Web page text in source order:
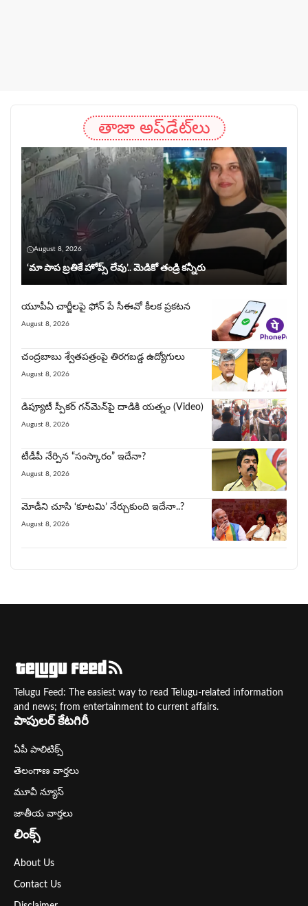
తాజా అప్‌డేట్‌లు
August 8, 2026
‘మా పాప బ్రతికే హోప్స్ లేవు’.. మెడికో తండ్రి కన్నీరు
యూపీఏ చార్జీల‌పై ఫోన్ పే సీఈవో కీల‌క ప్ర‌క‌ట‌న‌
August 8, 2026
చంద్రబాబు శ్వేతపత్రంపై తిర‌గ‌బ‌డ్డ ఉద్యోగులు
August 8, 2026
డిప్యూటీ స్పీకర్ గన్‌మెన్‌పై దాడికి య‌త్నం (Video)
August 8, 2026
టీడీపీ నేర్పిన‌ “సంస్కారం” ఇదేనా?
August 8, 2026
మోడీని చూసి ‘కూట‌మి’ నేర్చుకుంది ఇదేనా..?
August 8, 2026
Telugu Feed: The easiest way to read Telugu-related information
and news; from entertainment to current affairs.
పాపులర్ కేటగిరీ
ఏపీ పాలిటిక్స్
తెలంగాణ వార్తలు
మూవీ న్యూస్
జాతీయ వార్తలు
లింక్స్
About Us
Contact Us